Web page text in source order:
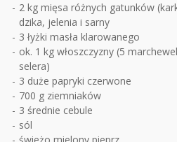
2 kg mięsa różnych gatunków
dzika, jelenia i sarny
3 łyżki masła klarowanego
ok. 1 kg włoszczyzny (5
selera)
3 duże papryki czerwone
700 g ziemniaków
3 średnie cebule
sól